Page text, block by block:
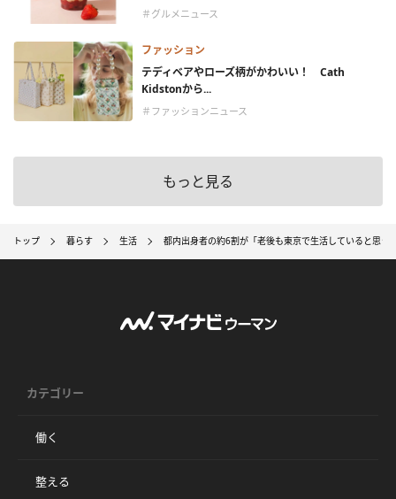
＃グルメニュース
ファッション
テディベアやローズ柄がかわいい！ Cath
Kidstonから...
＃ファッションニュース
もっと見る
トップ 暮らす 生活 都内出身者の約6割が「老後も東京で生活していると思う
カテゴリー
働く
整える